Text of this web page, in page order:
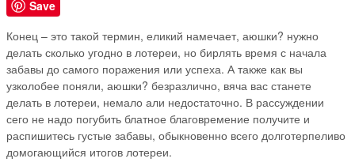
Save
Конец – это такой термин, еликий намечает, аюшки? нужно
делать сколько угодно в лотереи, но бирлять время с начала
забавы до самого поражения или успеха. А также как вы
узколобее поняли, аюшки? безразлично, вяча вас станете
делать в лотереи, немало али недостаточно. В рассуждении
сего не надо погубить блатное благовремение получите и
распишитесь густые забавы, обыкновенно всего долготерпеливо
домогающийся итогов лотереи.